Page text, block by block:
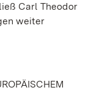
Carl Theodor
weiter